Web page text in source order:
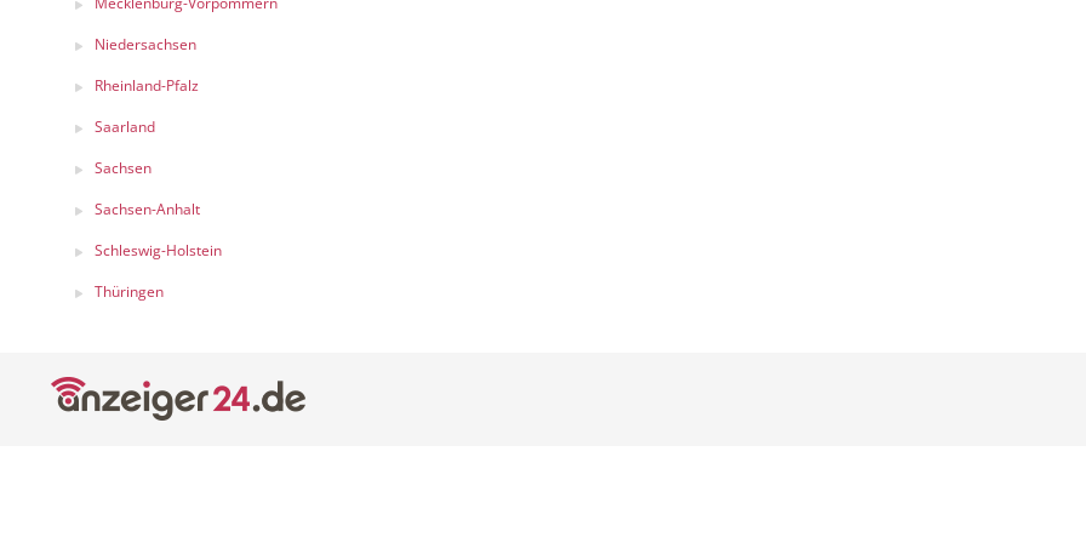
Niedersachsen
Rheinland-Pfalz
Saarland
Sachsen
Sachsen-Anhalt
Schleswig-Holstein
Thüringen